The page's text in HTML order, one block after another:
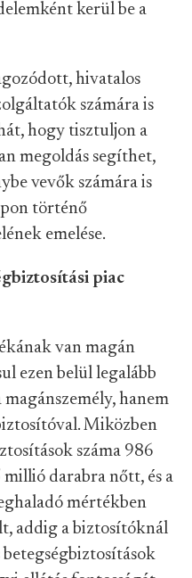
kerül be a
hivatalos
számára is
hogy tisztuljon a
megoldás segíthet,
vevők számára is
történő
emelése.
piac
van magán
ezen belül legalább
magánszemély, hanem
Miközben
száma 986
darabra nőtt, és a
mértékben
addig a biztosítóknál